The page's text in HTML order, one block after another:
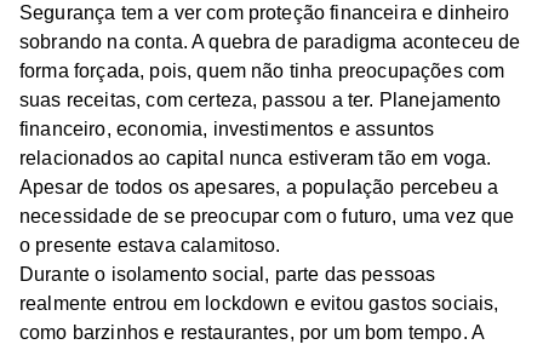
Segurança tem a ver com proteção financeira e dinheiro
sobrando na conta. A quebra de paradigma aconteceu de
forma forçada, pois, quem não tinha preocupações com
suas receitas, com certeza, passou a ter. Planejamento
financeiro, economia, investimentos e assuntos
relacionados ao capital nunca estiveram tão em voga.
Apesar de todos os apesares, a população percebeu a
necessidade de se preocupar com o futuro, uma vez que
o presente estava calamitoso.
Durante o isolamento social, parte das pessoas
realmente entrou em lockdown e evitou gastos sociais,
como barzinhos e restaurantes, por um bom tempo. A